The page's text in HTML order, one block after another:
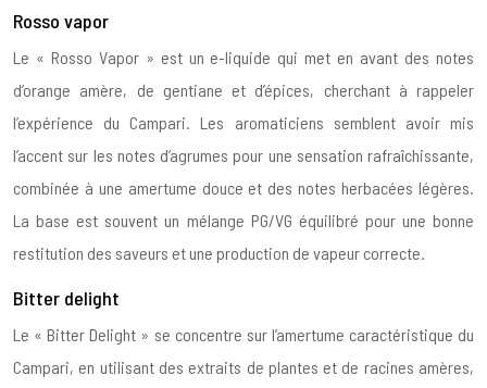
Rosso vapor
Le « Rosso Vapor » est un e-liquide qui met en avant des notes
d’orange amère, de gentiane et d’épices, cherchant à rappeler
l’expérience du Campari. Les aromaticiens semblent avoir mis
l’accent sur les notes d’agrumes pour une sensation rafraîchissante,
combinée à une amertume douce et des notes herbacées légères.
La base est souvent un mélange PG/VG équilibré pour une bonne
restitution des saveurs et une production de vapeur correcte.
Bitter delight
Le « Bitter Delight » se concentre sur l’amertume caractéristique du
Campari, en utilisant des extraits de plantes et de racines amères,